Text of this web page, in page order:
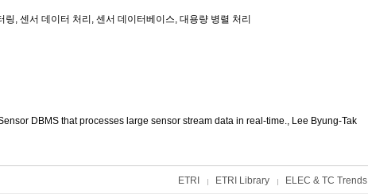
, 센서 데이터 처리, 센서 데이터베이스, 대용량 병렬 처리
DBMS that processes large sensor stream data in real-time., Lee Byung-Tak
ETRI ETRI Library ELEC & TC Trends